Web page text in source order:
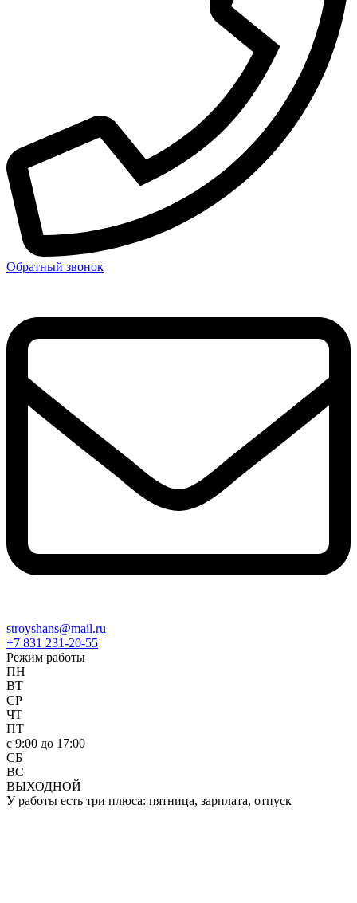
Обратный звонок
stroyshans@mail.ru
+7 831 231-20-55
Режим работы
ПН
ВТ
СР
ЧТ
ПТ
c 9:00 до 17:00
СБ
ВС
ВЫХОДНОЙ
У работы есть три плюса: пятница, зарплата, отпуск